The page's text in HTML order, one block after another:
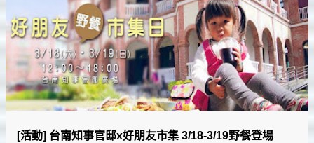
[活動] 台南知事官邸x好朋友市集 3/18-3/19野餐登場